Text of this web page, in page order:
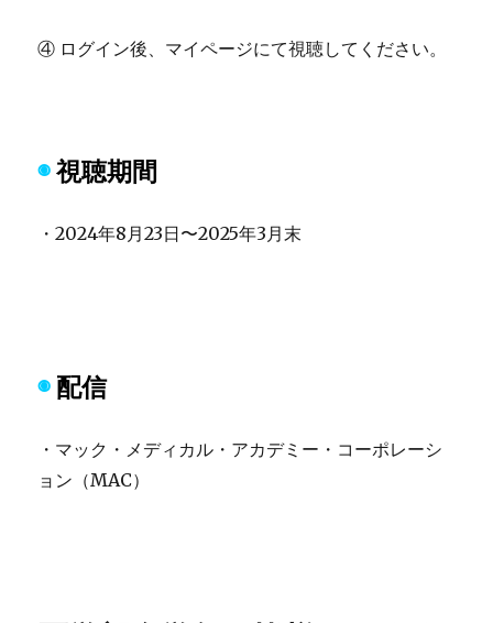
④ ログイン後、マイページにて視聴してください。
◉視聴期間
・2024年8月23日〜2025年3月末
◉ 配信
・マック・メディカル・アカデミー・コーポレーシ
ョン（MAC）